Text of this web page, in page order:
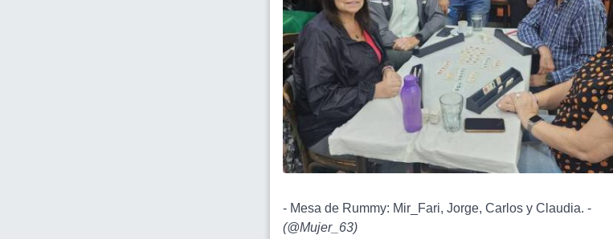
- Mesa de Rummy: Mir_Fari, Jorge, Carlos y Claudia. -
(@Mujer_63)